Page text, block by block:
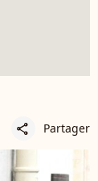
share Partager